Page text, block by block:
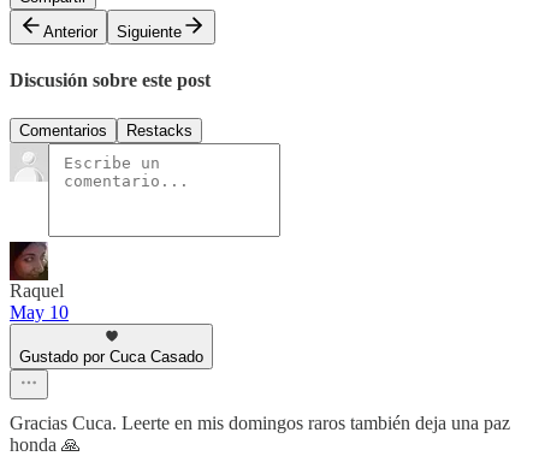
Anterior
Siguiente
Discusión sobre este post
Comentarios Restacks
Raquel
May 10
Gustado por Cuca Casado
Gracias Cuca. Leerte en mis domingos raros también deja una paz
honda 🙏